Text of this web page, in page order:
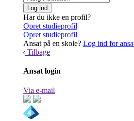
Har du ikke en profil?
Opret studieprofil
Opret studieprofil
Ansat på en skole? Log ind for
Tilbage
Ansat login
Via e-mail